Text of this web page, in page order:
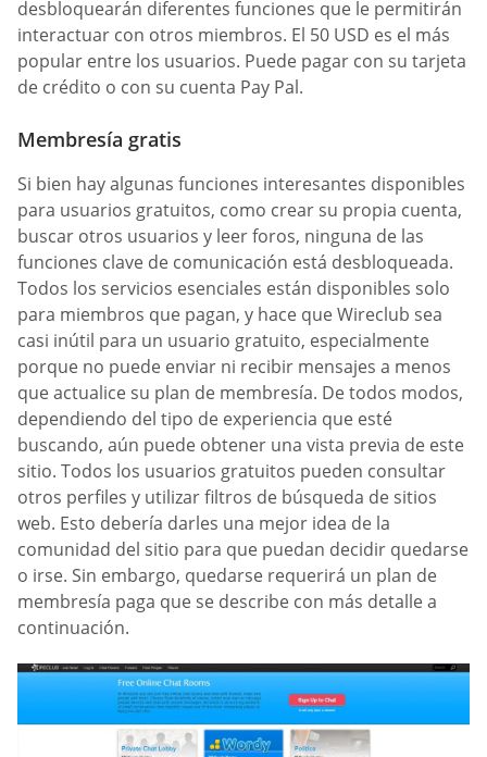
desbloquearán diferentes funciones que le permitirán
interactuar con otros miembros. El 50 USD es el más
popular entre los usuarios. Puede pagar con su tarjeta
de crédito o con su cuenta Pay Pal.
Membresía gratis
Si bien hay algunas funciones interesantes disponibles
para usuarios gratuitos, como crear su propia cuenta,
buscar otros usuarios y leer foros, ninguna de las
funciones clave de comunicación está desbloqueada.
Todos los servicios esenciales están disponibles solo
para miembros que pagan, y hace que Wireclub sea
casi inútil para un usuario gratuito, especialmente
porque no puede enviar ni recibir mensajes a menos
que actualice su plan de membresía. De todos modos,
dependiendo del tipo de experiencia que esté
buscando, aún puede obtener una vista previa de este
sitio. Todos los usuarios gratuitos pueden consultar
otros perfiles y utilizar filtros de búsqueda de sitios
web. Esto debería darles una mejor idea de la
comunidad del sitio para que puedan decidir quedarse
o irse. Sin embargo, quedarse requerirá un plan de
membresía paga que se describe con más detalle a
continuación.